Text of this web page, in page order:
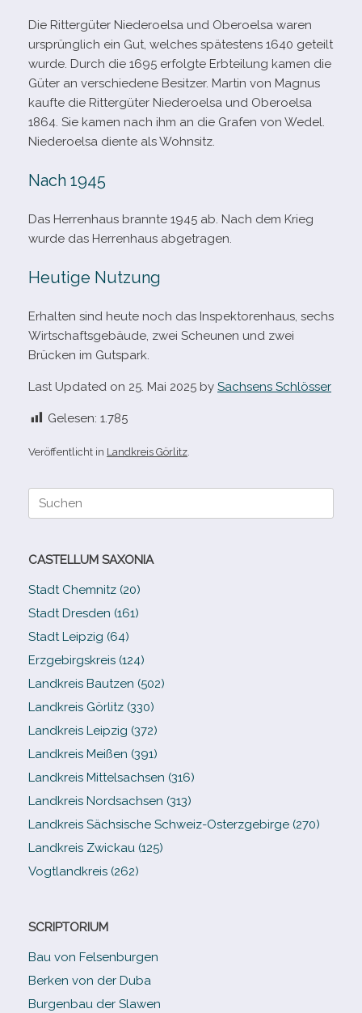
Die Rittergüter Niederoelsa und Oberoelsa waren
ursprüng­lich ein Gut, wel­ches spä­tes­tens 1640 geteilt
wurde. Durch die 1695 erfolgte Erbteilung kamen die
Güter an ver­schie­dene Besitzer. Martin von Magnus
kaufte die Rittergüter Niederoelsa und Oberoelsa
1864. Sie kamen nach ihm an die Grafen von Wedel.
Niederoelsa diente als Wohnsitz.
Nach 1945
Das Herrenhaus brannte 1945 ab. Nach dem Krieg
wurde das Herrenhaus abgetragen.
Heutige Nutzung
Erhalten sind heute noch das Inspektorenhaus, sechs
Wirtschaftsgebäude, zwei Scheunen und zwei
Brücken im Gutspark.
Last Updated on 25. Mai 2025 by Sachsens Schlösser
Gelesen: 1.785
Veröffentlicht in Landkreis Görlitz
Suche
CASTELLUM SAXONIA
Stadt Chemnitz (20)
Stadt Dresden (161)
Stadt Leipzig (64)
Erzgebirgskreis (124)
Landkreis Bautzen (502)
Landkreis Görlitz (330)
Landkreis Leipzig (372)
Landkreis Meißen (391)
Landkreis Mittelsachsen (316)
Landkreis Nordsachsen (313)
Landkreis Sächsische Schweiz-​Osterzgebirge (270)
Landkreis Zwickau (125)
Vogtlandkreis (262)
SCRIPTORIUM
Bau von Felsenburgen
Berken von der Duba
Burgenbau der Slawen